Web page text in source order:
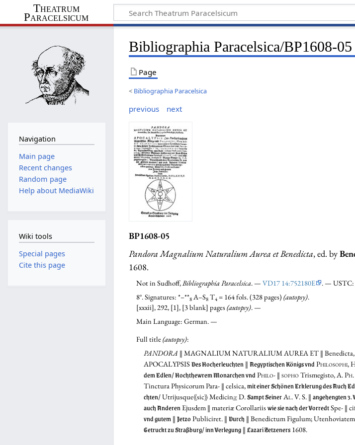
Theatrum
Paracelsicum
Bibliographia Paracelsica/BP1608-05
Page
< Bibliographia Paracelsica
previous next
BP1608-05
Pandora Magnalium Naturalium Aurea et Benedicta, ed. by
1608.
Not in Sudhoff, Bibliographia Paracelsica. — VD17 14:752180E . — USTC:
8°. Signatures: *–**8A–S8T4 = 164 fols. (328 pages) (autopsy).
[xxxii], 292, [1], [3 blank] pages(autopsy). —
Main Language: German. —
Full title(autopsy):
PANDORA ‖ MAGNALIUM NATURALIUM AUREA ET‖
APOCALYPSISDes Hocherleuchten‖ Aegyptischen Königs vnd Philosophi,
dem Edlen/ Hochthewrem Monarchen vnd Philo- ‖ sophoTrismegisto,A.
Tinctura Physicorum Para- ‖ celsica,mit einer Schönen Erklerung des Auch
chten/Utrijusque⟪sic⟫ MedicinæD.Sampt SeinerAl. V. S.‖ angehengten
auch AnderenEjusdem ‖ materiæ Corollariiswie sie nach der VorredtSpe- ‖
vnd gutem‖ Jetzo Publiciret. ‖ Durch ‖ Benedictum Figulum;
Getruckt zu Straßburg/ inn Verlegung‖ Lazari Zetzeners1608.
Navigation
Main page
Recent changes
Random page
Help about MediaWiki
Wiki tools
Special pages
Cite this page